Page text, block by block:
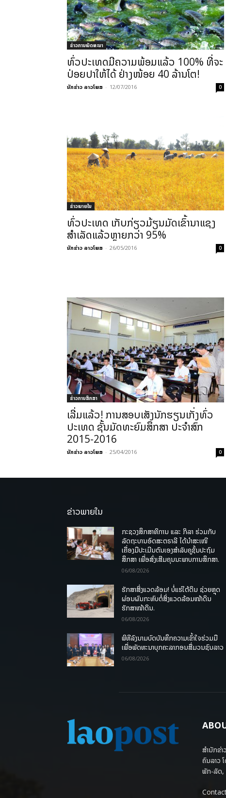
ຂ່າວການພັດທະນາ
ທົ່ວປະເທດມີຄວາມພ້ອມແລ້ວ 100% ທີ່ຈະ
ປ່ອຍປາໃຫ້ໄດ້ ຢ່າງໜ້ອຍ 40 ລ້ານໂຕ!
ນັກຂ່າວ ລາວໂພສ - 12/07/2016 0
ຂ່າວພາຍ​ໃນ
ທົ່ວ​ປະ​ເທດ​ ເກັບ​ກ່ຽວ​ມ້ຽນ​ມັດ​ເຂົ້ານາ​ແຊງ ​
ສຳ​ເລັດ​ແລ້ວ​ຫຼາຍ​ກວ່າ 95%
ນັກຂ່າວ ລາວໂພສ - 26/05/2016 0
ຂ່າວການສຶກສາ
ເລີ່ມແລ້ວ! ການສອບເສັງນັກຮຽນເກັ່ງທົ່ວ
ປະເທດ ຊັ້ນມັດທະຍົມສຶກສາ ປະຈຳສົກ
2015-2016
ນັກຂ່າວ ລາວໂພສ - 25/04/2016 0
ຂ່າວພາຍໃນ
ກະຊວງສຶກສາທິການ ແລະ ກິລາ ຮ່ວມກັບ
ລັດຖະບານອົດສະຕຣາລີ ໄດ້ນຳສະເໜີ
ເຄື່ອງມືປະເມີນຕົນເອງສຳລັບຄູຊັ້ນປະຖົມ
ສຶກສາ ເພື່ອສົ່ງເສີມຄຸນນະພາບການສຶກສາ.
06/08/2026
ຮັກສາສິ່ງແວດລ້ອມ! ບໍ່ແຮ່ໃຕ້ດິນ ຊ່ວຍຫຼຸດ
ຜ່ອນຜົນກະທົບຕໍ່ສິ່ງແວດລ້ອມໜ້າດິນ
ຮັກສາໜ້າດິນ.
06/08/2026
ພິທີລົງນາມບົດບັນທຶກຄວາມເຂົ້າໃຈຮ່ວມມື
ເພື່ອພັດທະນາບຸກຄະລາກອນສື່ມວນຊົນລາວ
06/08/2026
ສຳນັກຂ່າ
ຄົນລາວ
ພັກ-ລັດ,